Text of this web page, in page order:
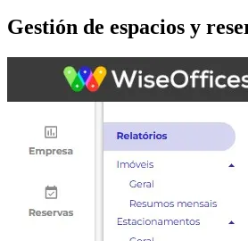
Gestión de espacios y